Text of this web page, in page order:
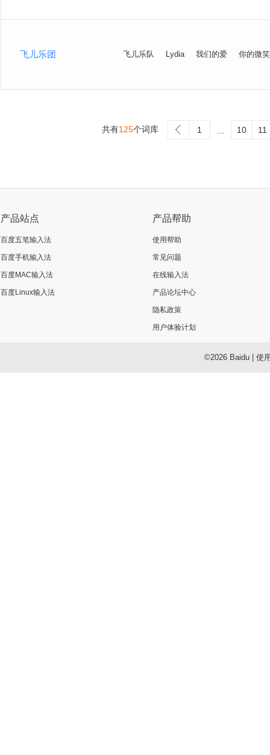
飞儿乐团 飞儿乐队 Lydia 我们的爱 你的微笑
共有125个词库 1 10 11
产品站点
百度五笔输入法
百度手机输入法
百度MAC输入法
百度Linux输入法
产品帮助
使用帮助
常见问题
在线输入法
产品论坛中心
隐私政策
用户体验计划
©2026 Baidu| 使